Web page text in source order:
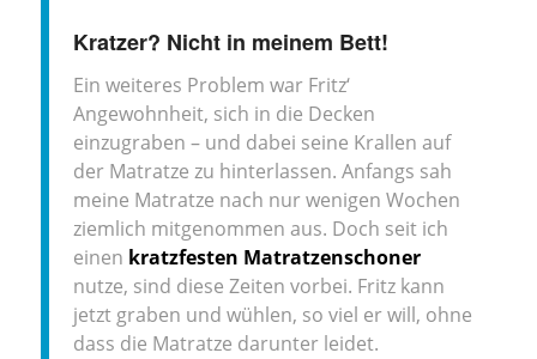
Kratzer? Nicht in meinem Bett!
Ein weiteres Problem war Fritz‘
Angewohnheit, sich in die Decken
einzugraben – und dabei seine Krallen auf
der Matratze zu hinterlassen. Anfangs sah
meine Matratze nach nur wenigen Wochen
ziemlich mitgenommen aus. Doch seit ich
einen kratzfesten Matratzenschoner
nutze, sind diese Zeiten vorbei. Fritz kann
jetzt graben und wühlen, so viel er will, ohne
dass die Matratze darunter leidet.